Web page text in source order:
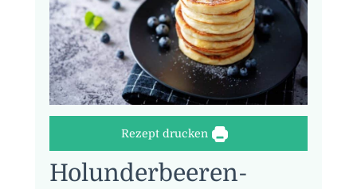
Rezept drucken
Holunderbeeren-